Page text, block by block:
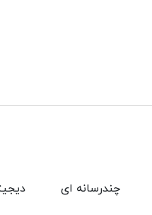
چندرسانه ای